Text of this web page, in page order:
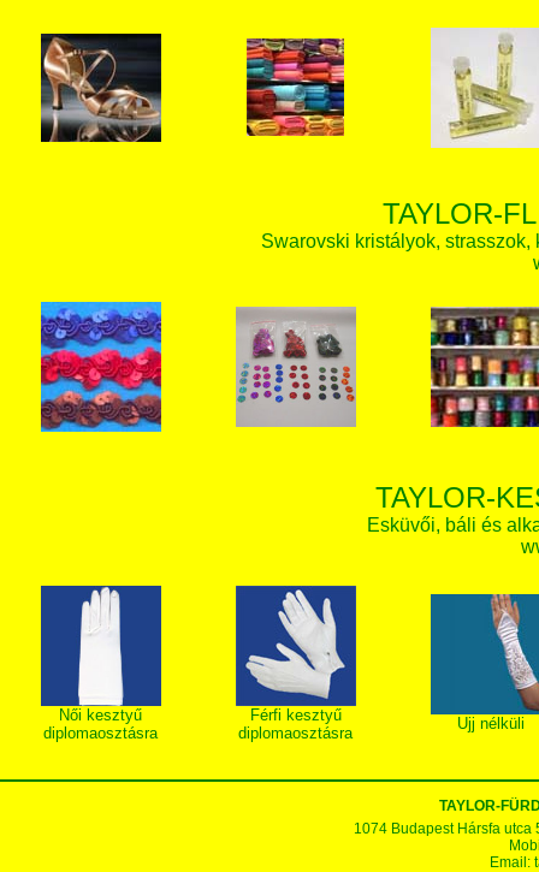
TAYLOR-
Swarovski kristályok,
TAYLOR-
Esküvői, báli és
Női kesztyű
diplomaosztásra
Férfi kesztyű
diplomaosztásra
Ujj nélküli
TAYLOR-
1074 Budapest Hársfa utca
Email: